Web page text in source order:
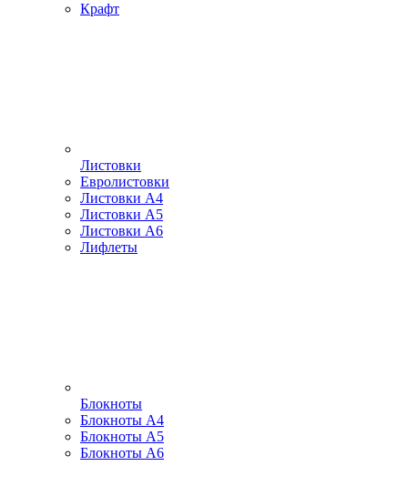
Крафт
Листовки
Евролистовки
Листовки А4
Листовки А5
Листовки А6
Лифлеты
Блокноты
Блокноты А4
Блокноты А5
Блокноты А6